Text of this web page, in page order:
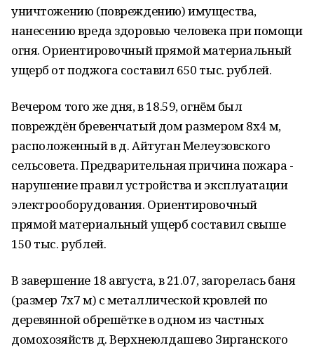
уничтожению (повреждению) имущества,
нанесению вреда здоровью человека при помощи
огня. Ориентировочный прямой материальный
ущерб от поджога составил 650 тыс. рублей.
Вечером того же дня, в 18.59, огнём был
повреждён бревенчатый дом размером 8х4 м,
расположенный в д. Айтуган Мелеузовского
сельсовета. Предварительная причина пожара -
нарушение правил устройства и эксплуатации
электрооборудования. Ориентировочный
прямой материальный ущерб составил свыше
150 тыс. рублей.
В завершение 18 августа, в 21.07, загорелась баня
(размер 7х7 м) с металлической кровлей по
деревянной обрешётке в одном из частных
домохозяйств д. Верхнеюлдашево Зирганского